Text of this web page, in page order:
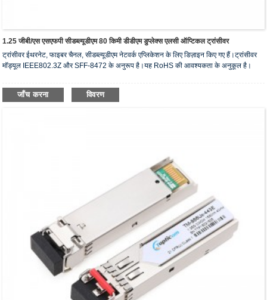
1.25 जीबी/एस एसएफपी सीडब्ल्यूडीएम 80 किमी डीडीएम डुप्लेक्स एलसी ऑप्टिकल ट्रांसीवर
ट्रांसीवर ईथरनेट, फाइबर चैनल, सीडब्ल्यूडीएम नेटवर्क एप्लिकेशन के लिए डिज़ाइन किए गए हैं।ट्रांसीवर
मॉड्यूल IEEE802.3Z और SFF-8472 के अनुरूप है।यह RoHS की आवश्यकता के अनुकूल है।
जाँच करना विवरण